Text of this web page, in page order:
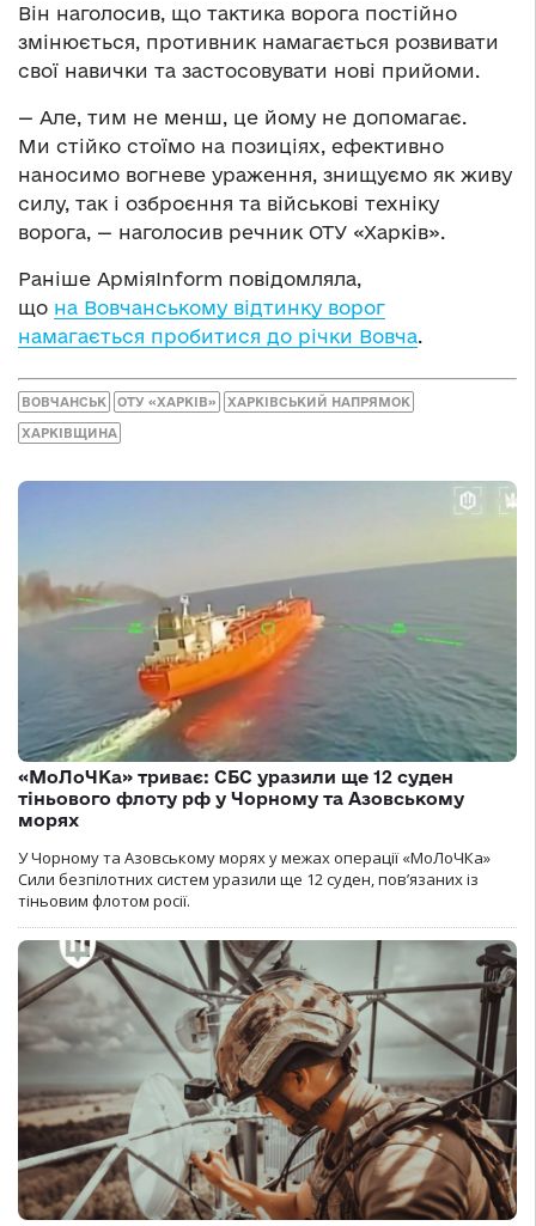
Він наголосив, що тактика ворога постійно
змінюється, противник намагається розвивати
свої навички та застосовувати нові прийоми.
— Але, тим не менш, це йому не допомагає.
Ми стійко стоїмо на позиціях, ефективно
наносимо вогневе ураження, знищуємо як живу
силу, так і озброєння та військові техніку
ворога, — наголосив речник ОТУ «Харків».
Раніше АрміяInform повідомляла,
що на Вовчанському відтинку ворог
намагається пробитися до річки Вовча.
ВОВЧАНСЬК ОТУ «ХАРКІВ» ХАРКІВСЬКИЙ НАПРЯМОК
ХАРКІВЩИНА
«МоЛоЧКа» триває: СБС уразили ще 12 суден
тіньового флоту рф у Чорному та Азовському
морях
У Чорному та Азовському морях у межах операції «МоЛоЧКа»
Сили безпілотних систем уразили ще 12 суден, пов’язаних із
тіньовим флотом росії.